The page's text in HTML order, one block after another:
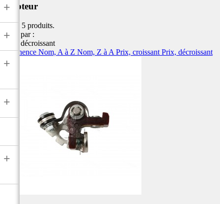
+
+
+
+
+
Rupteur
Il y a 5 produits.
Trier par :
Prix, décroissant
Pertinence Nom, A à Z Nom, Z à A Prix, croissant Prix, décroissant